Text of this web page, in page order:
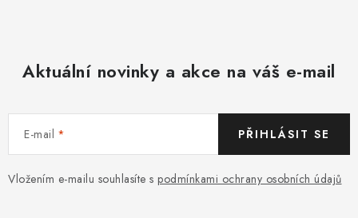
Aktuální novinky a akce na váš e-mail
E-mail
Vložením e-mailu souhlasíte s podmínkami ochrany osobních údajů
PŘIHLÁSIT SE